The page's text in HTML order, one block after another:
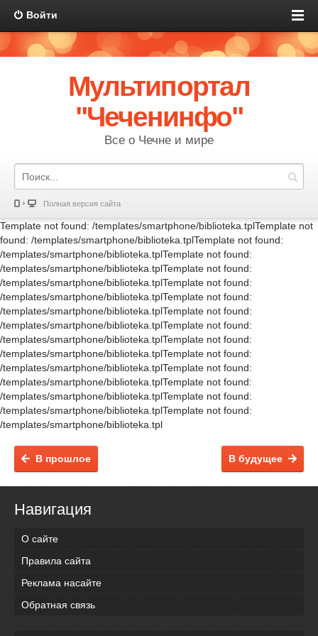
Войти
Мультипортал
"Чеченинфо"
Все о Чечне и мире
Полная версия сайта
Template not found: /templates/smartphone/biblioteka.tplTemplate not
found: /templates/smartphone/biblioteka.tplTemplate not found:
/templates/smartphone/biblioteka.tplTemplate not found:
/templates/smartphone/biblioteka.tplTemplate not found:
/templates/smartphone/biblioteka.tplTemplate not found:
/templates/smartphone/biblioteka.tplTemplate not found:
/templates/smartphone/biblioteka.tplTemplate not found:
/templates/smartphone/biblioteka.tplTemplate not found:
/templates/smartphone/biblioteka.tplTemplate not found:
/templates/smartphone/biblioteka.tplTemplate not found:
/templates/smartphone/biblioteka.tplTemplate not found:
/templates/smartphone/biblioteka.tplTemplate not found:
/templates/smartphone/biblioteka.tplTemplate not found:
/templates/smartphone/biblioteka.tplTemplate not found:
/templates/smartphone/biblioteka.tpl
В будущее
В прошлое
Навигация
О сайте
Правила сайта
Реклама насайте
Обратная связь